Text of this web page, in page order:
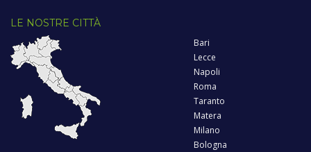
LE NOSTRE CITTÀ
Bari
Lecce
Napoli
Roma
Taranto
Matera
Milano
Bologna